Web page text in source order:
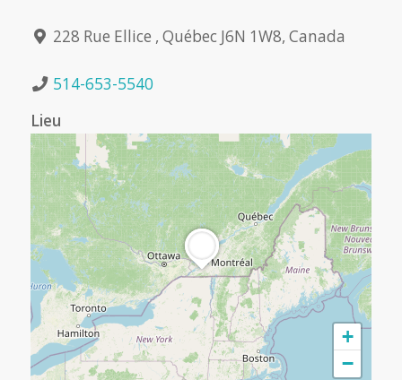
228 Rue Ellice , Québec J6N 1W8, Canada
514-653-5540
Lieu
+
−